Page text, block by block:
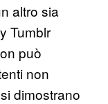
altro sia
Tumblr
può
non
dimostrano